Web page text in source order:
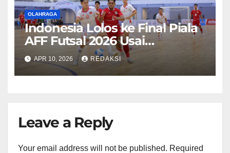
OLAHRAGA
Indonesia Lolos ke Final Piala
AFF Futsal 2026 Usai
Benamkan Vietnam
APR 10, 2026 REDAKSI
Leave a Reply
Your email address will not be published. Required